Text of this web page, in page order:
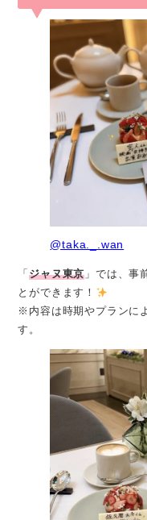
@taka._.wan
「ジャヌ東京 」では、事
とができます！
※内容は時期やプランに
す。